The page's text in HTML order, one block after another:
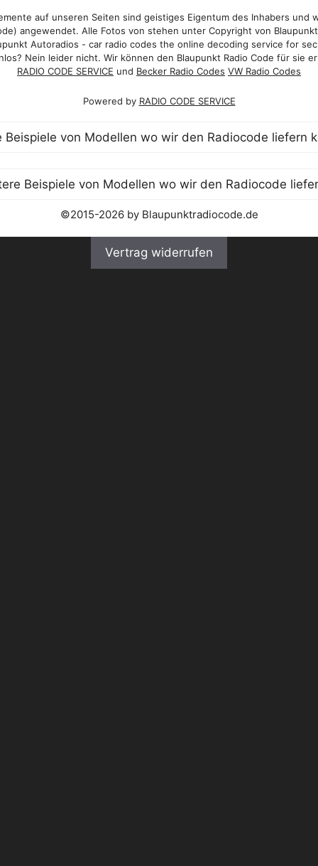
auf unseren Seiten sind geistiges Eigentum des Inhabers und
angewendet. Alle Fotos von stehen unter Copyright von
Autoradios - car radio codes the online decoding service for
Nein leider nicht. Wir können den Blaupunkt Radio Code für sie
RADIO CODE SERVICE und Becker Radio Codes VW Radio Codes
Powered by RADIO CODE SERVICE
©2015-2026 by Blaupunktradiocode.de
Vertrag widerrufen